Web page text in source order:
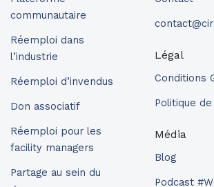
communautaire
Réemploi dans
l’industrie
Réemploi d’invendus
Don associatif
Réemploi pour les
facility managers
Partage au sein du
Légal
Conditions
Politique
Média
Blog
Podcast